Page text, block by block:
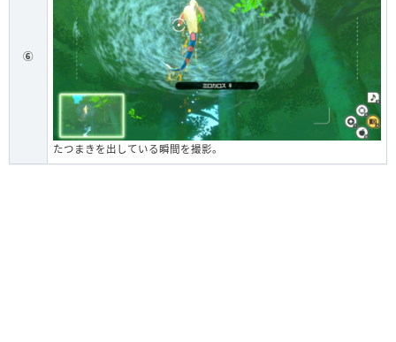
⑥
たつまきを出している瞬間を撮影。